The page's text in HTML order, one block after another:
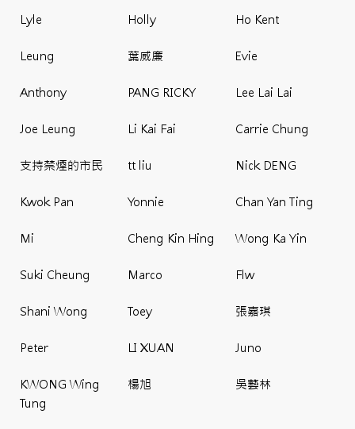
Lyle Holly Ho Kent
Leung 葉威廉 Evie
Anthony PANG RICKY Lee Lai Lai
Joe Leung Li Kai Fai Carrie Chung
支持禁煙的市民 tt liu Nick DENG
Kwok Pan Yonnie Chan Yan Ting
Mi Cheng Kin Hing Wong Ka Yin
Suki Cheung Marco Flw
Shani Wong Toey 張嘉琪
Peter LI XUAN Juno
KWONG Wing
Tung
楊旭 吳藝林